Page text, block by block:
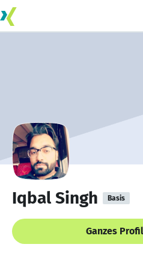
Iqbal Singh Basis
Ganzes